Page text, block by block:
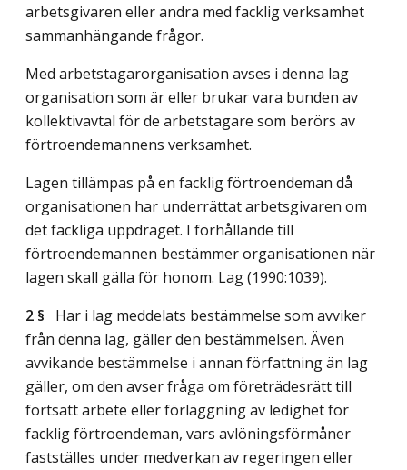
arbetsgivaren eller andra med facklig verksamhet
sammanhängande frågor.
Med arbetstagarorganisation avses i denna lag
organisation som är eller brukar vara bunden av
kollektivavtal för de arbetstagare som berörs av
förtroendemannens verksamhet.
Lagen tillämpas på en facklig förtroendeman då
organisationen har underrättat arbetsgivaren om
det fackliga uppdraget. I förhållande till
förtroendemannen bestämmer organisationen när
lagen skall gälla för honom. Lag (1990:1039).
2 § Har i lag meddelats bestämmelse som avviker
från denna lag, gäller den bestämmelsen. Även
avvikande bestämmelse i annan författning än lag
gäller, om den avser fråga om företrädesrätt till
fortsatt arbete eller förläggning av ledighet för
facklig förtroendeman, vars avlöningsförmåner
fastställes under medverkan av regeringen eller